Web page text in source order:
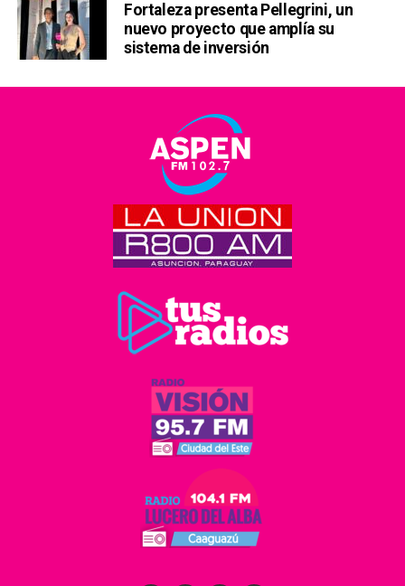
Fortaleza presenta Pellegrini, un
nuevo proyecto que amplía su
sistema de inversión